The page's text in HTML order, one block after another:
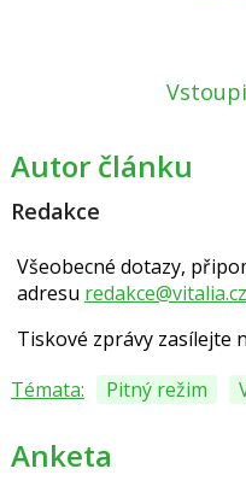
Autor článku
Redakce
Všeobecné dotazy,
adresu redakce@vitalia.cz
Tiskové zprávy zasílejte
Témata:
Pitný režim
Anketa